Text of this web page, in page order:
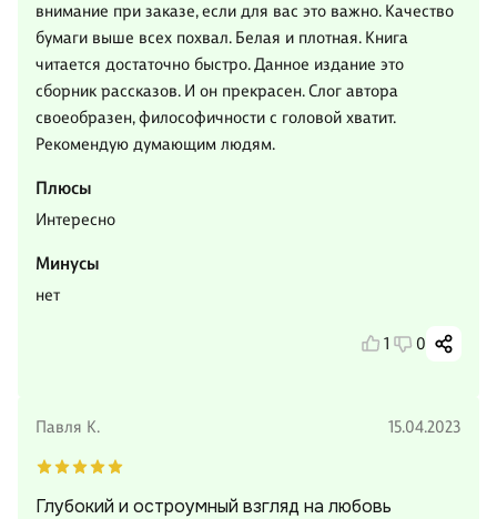
внимание при заказе, если для вас это важно. Качество
бумаги выше всех похвал. Белая и плотная. Книга
читается достаточно быстро. Данное издание это
сборник рассказов. И он прекрасен. Слог автора
своеобразен, философичности с головой хватит.
Рекомендую думающим людям.
Плюсы
Интересно
Минусы
нет
1 0
Павля К. 15.04.2023
Глубокий и остроумный взгляд на любовь